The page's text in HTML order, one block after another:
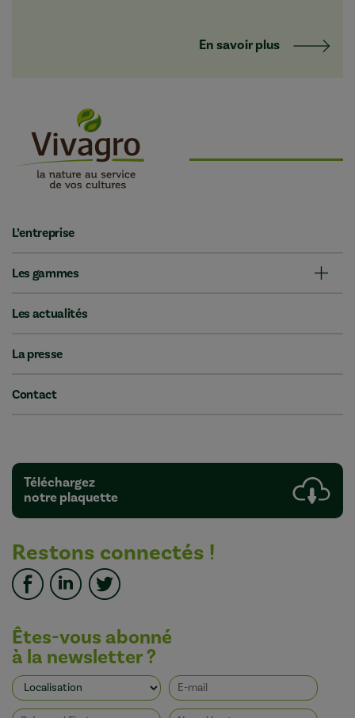
En savoir plus
L’entreprise
Les gammes
Les actualités
La presse
Contact
Téléchargez
notre plaquette
Restons connectés !
Êtes-vous abonné
à la newsletter ?